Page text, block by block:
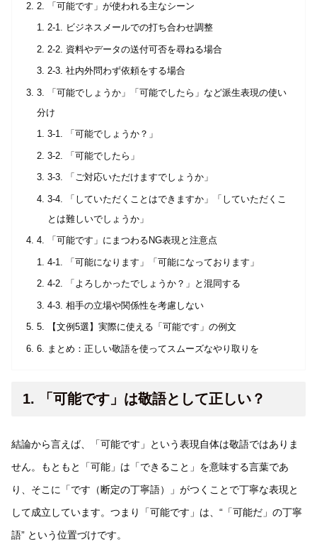
2. 「可能です」が使われる主なシーン
2-1. ビジネスメールでの打ち合わせ調整
2-2. 資料やデータの送付可否を尋ねる場合
2-3. 社内外問わず依頼をする場合
3. 「可能でしょうか」「可能でしたら」など派生表現の使い
分け
3-1. 「可能でしょうか？」
3-2. 「可能でしたら」
3-3. 「ご対応いただけますでしょうか」
3-4. 「していただくことはできますか」「していただくこ
とは難しいでしょうか」
4. 「可能です」にまつわるNG表現と注意点
4-1. 「可能になります」「可能になっております」
4-2. 「よろしかったでしょうか？」と混同する
4-3. 相手の立場や関係性を考慮しない
5. 【文例5選】実際に使える「可能です」の例文
6. まとめ：正しい敬語を使ってスムーズなやり取りを
1. 「可能です」は敬語として正しい？
結論から言えば、「可能です」という表現自体は敬語ではありま
せん。もともと「可能」は「できること」を意味する言葉であ
り、そこに「です（断定の丁寧語）」がつくことで丁寧な表現と
して成立しています。つまり「可能です」は、“「可能だ」の丁寧
語” という位置づけです。